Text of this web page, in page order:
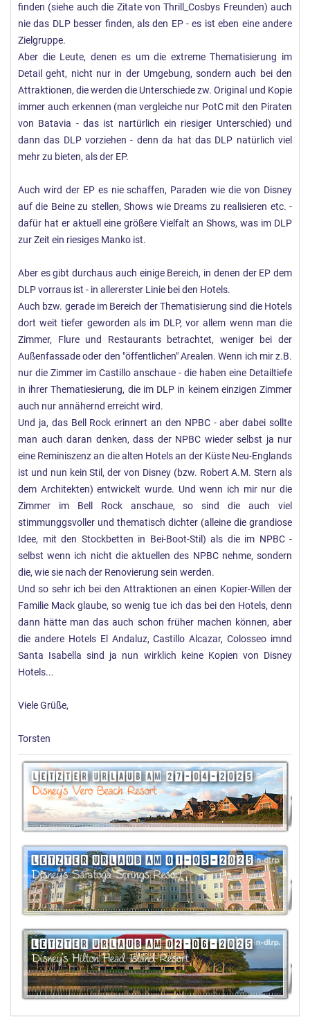
finden (siehe auch die Zitate von Thrill_Cosbys Freunden) auch
nie das DLP besser finden, als den EP - es ist eben eine andere
Zielgruppe.
Aber die Leute, denen es um die extreme Thematisierung im
Detail geht, nicht nur in der Umgebung, sondern auch bei den
Attraktionen, die werden die Unterschiede zw. Original und Kopie
immer auch erkennen (man vergleiche nur PotC mit den Piraten
von Batavia - das ist nartürlich ein riesiger Unterschied) und
dann das DLP vorziehen - denn da hat das DLP natürlich viel
mehr zu bieten, als der EP.
Auch wird der EP es nie schaffen, Paraden wie die von Disney
auf die Beine zu stellen, Shows wie Dreams zu realisieren etc. -
dafür hat er aktuell eine größere Vielfalt an Shows, was im DLP
zur Zeit ein riesiges Manko ist.
Aber es gibt durchaus auch einige Bereich, in denen der EP dem
DLP vorraus ist - in allererster Linie bei den Hotels.
Auch bzw. gerade im Bereich der Thematisierung sind die Hotels
dort weit tiefer geworden als im DLP, vor allem wenn man die
Zimmer, Flure und Restaurants betrachtet, weniger bei der
Außenfassade oder den "öffentlichen" Arealen. Wenn ich mir z.B.
nur die Zimmer im Castillo anschaue - die haben eine Detailtiefe
in ihrer Thematiesierung, die im DLP in keinem einzigen Zimmer
auch nur annähernd erreicht wird.
Und ja, das Bell Rock erinnert an den NPBC - aber dabei sollte
man auch daran denken, dass der NPBC wieder selbst ja nur
eine Reminiszenz an die alten Hotels an der Küste Neu-Englands
ist und nun kein Stil, der von Disney (bzw. Robert A.M. Stern als
dem Architekten) entwickelt wurde. Und wenn ich mir nur die
Zimmer im Bell Rock anschaue, so sind die auch viel
stimmunggsvoller und thematisch dichter (alleine die grandiose
Idee, mit den Stockbetten in Bei-Boot-Stil) als die im NPBC -
selbst wenn ich nicht die aktuellen des NPBC nehme, sondern
die, wie sie nach der Renovierung sein werden.
Und so sehr ich bei den Attraktionen an einen Kopier-Willen der
Familie Mack glaube, so wenig tue ich das bei den Hotels, denn
dann hätte man das auch schon früher machen können, aber
die andere Hotels El Andaluz, Castillo Alcazar, Colosseo imnd
Santa Isabella sind ja nun wirklich keine Kopien von Disney
Hotels...
Viele Grüße,
Torsten